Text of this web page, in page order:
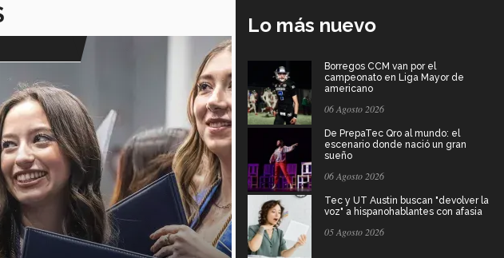
Lo más nuevo
Borregos CCM van por el
campeonato en Liga Mayor de
americano
06 Agosto 2026
De PrepaTec Qro al mundo: el
escenario donde nació un gran
sueño
06 Agosto 2026
Tec y UT Austin buscan "devolver la
voz" a hispanohablantes con afasia
05 Agosto 2026